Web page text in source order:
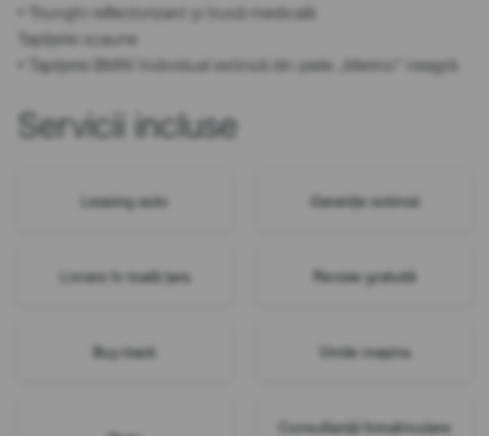
• Triunghi reflectorizant și trusă medicală
Tapițerie scaune
• Tapițerie BMW Individual extinsă din piele „Merino” neagră
Servicii incluse
Leasing auto Garanție extinsă
Livrare în toată țara Revizie gratuită
Buy-back Vinde mașina
Consultanță înmatriculare